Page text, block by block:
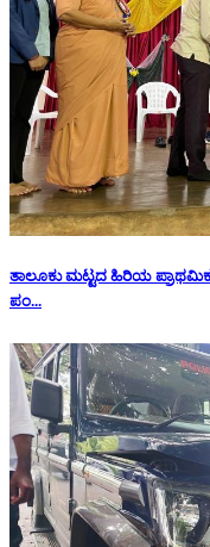
ತಾಲೂಕು ಮಟ್ಟದ ಹಿರಿಯ
ಪಂ...